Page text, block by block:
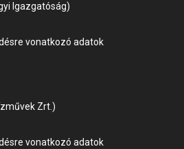
Igazgatóság)
vonatkozó adatok
Zrt.)
vonatkozó adatok